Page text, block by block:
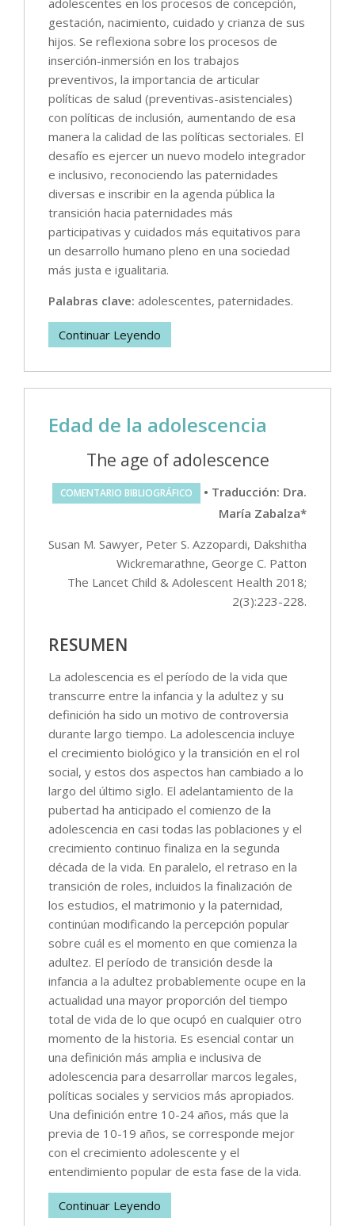
gestación, nacimiento, cuidado y crianza de sus
hijos. Se reflexiona sobre los procesos de
inserción-inmersión en los trabajos
preventivos, la importancia de articular
políticas de salud (preventivas-asistenciales)
con políticas de inclusión, aumentando de esa
manera la calidad de las políticas sectoriales. El
desafío es ejercer un nuevo modelo integrador
e inclusivo, reconociendo las paternidades
diversas e inscribir en la agenda pública la
transición hacia paternidades más
participativas y cuidados más equitativos para
un desarrollo humano pleno en una sociedad
más justa e igualitaria.
Palabras clave: adolescentes, paternidades.
Continuar Leyendo
Edad de la adolescencia
The age of adolescence
COMENTARIO BIBLIOGRÁFICO
• Traducción: Dra.
María Zabalza*
Susan M. Sawyer, Peter S. Azzopardi, Dakshitha
Wickremarathne, George C. Patton
The Lancet Child & Adolescent Health 2018;
2(3):223-228.
RESUMEN
La adolescencia es el período de la vida que
transcurre entre la infancia y la adultez y su
definición ha sido un motivo de controversia
durante largo tiempo. La adolescencia incluye
el crecimiento biológico y la transición en el rol
social, y estos dos aspectos han cambiado a lo
largo del último siglo. El adelantamiento de la
pubertad ha anticipado el comienzo de la
adolescencia en casi todas las poblaciones y el
crecimiento continuo finaliza en la segunda
década de la vida. En paralelo, el retraso en la
transición de roles, incluidos la finalización de
los estudios, el matrimonio y la paternidad,
continúan modificando la percepción popular
sobre cuál es el momento en que comienza la
adultez. El período de transición desde la
infancia a la adultez probablemente ocupe en la
actualidad una mayor proporción del tiempo
total de vida de lo que ocupó en cualquier otro
momento de la historia. Es esencial contar un
una definición más amplia e inclusiva de
adolescencia para desarrollar marcos legales,
políticas sociales y servicios más apropiados.
Una definición entre 10-24 años, más que la
previa de 10-19 años, se corresponde mejor
con el crecimiento adolescente y el
entendimiento popular de esta fase de la vida.
Continuar Leyendo